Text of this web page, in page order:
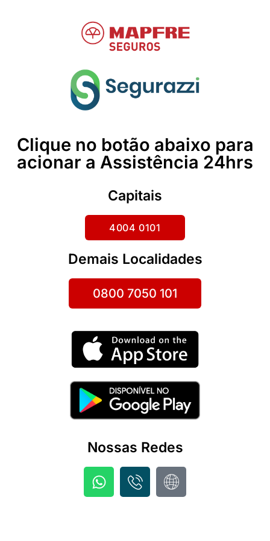
Clique no botão abaixo para
acionar a Assistência 24hrs
Capitais
4004 0101
Demais Localidades
0800 7050 101
Nossas Redes